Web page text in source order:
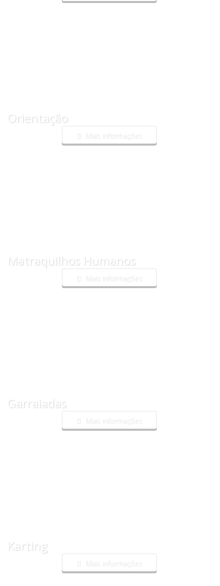
Orientação
Mais informações
Matraquilhos Humanos
Mais informações
Garraiadas
Mais informações
Karting
Mais informações